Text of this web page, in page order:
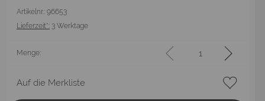
Artikelnr.: 96653
Lieferzeit*: 3 Werktage
Menge:
Auf die Merkliste